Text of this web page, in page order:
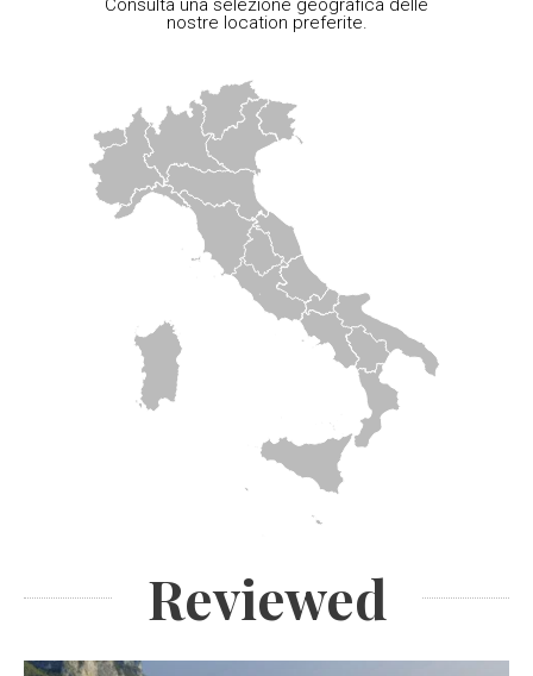
Consulta una selezione geografica delle
nostre location preferite.
Reviewed